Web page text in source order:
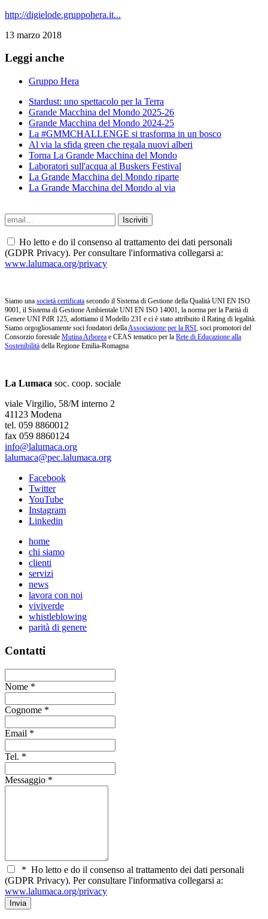
http://digielode.gruppohera.it...
13 marzo 2018
Leggi anche
Gruppo Hera
Stardust: uno spettacolo per la Terra
Grande Macchina del Mondo 2025-26
Grande Macchina del Mondo 2024-25
La #GMMCHALLENGE si trasforma in un bosco
Al via la sfida green che regala nuovi alberi
Torna La Grande Macchina del Mondo
Laboratori sull'acqua al Buskers Festival
La Grande Macchina del Mondo riparte
La Grande Macchina del Mondo al via
Ho letto e do il consenso al trattamento dei dati personali
(GDPR Privacy). Per consultare l'informativa collegarsi a:
www.lalumaca.org/privacy
Siamo una società certificata secondo il Sistema di Gestione della Qualità UNI EN ISO
9001, il Sistema di Gestione Ambientale UNI EN ISO 14001, la norma per la Parità di
Genere UNI PdR 125, adottiamo il Modello 231 e ci è stato attribuito il Rating di legalità.
Siamo orgogliosamente soci fondatori dellaAssociazione per la RSI, soci promotori del
Consorzio forestale Mutina Arborea e CEAS tematico per la Rete di Educazione alla
Sostenibilità della Regione Emilia-Romagna
La Lumaca soc. coop. sociale
viale Virgilio, 58/M interno 2
41123 Modena
tel. 059 8860012
fax 059 8860124
info@lalumaca.org
lalumaca@pec.lalumaca.org
Facebook
Twitter
YouTube
Instagram
Linkedin
home
chi siamo
clienti
servizi
news
lavora con noi
viviverde
whistleblowing
parità di genere
Contatti
Nome *
Cognome *
Email *
Tel. *
Messaggio *
* Ho letto e do il consenso al trattamento dei dati personali
(GDPR Privacy). Per consultare l'informativa collegarsi a:
www.lalumaca.org/privacy